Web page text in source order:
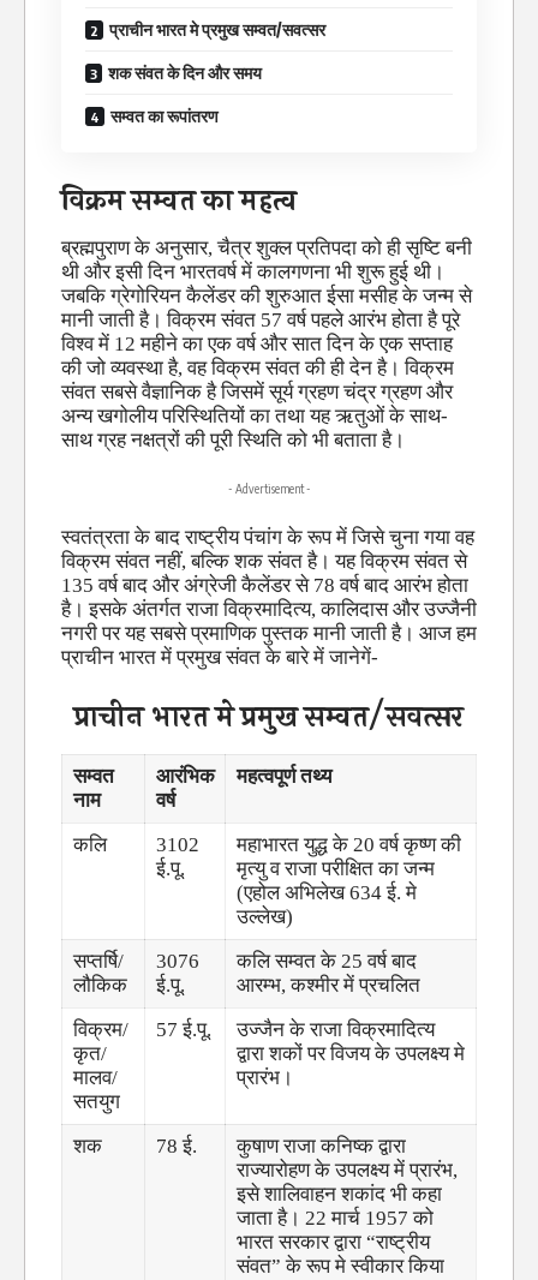
प्राचीन भारत मे प्रमुख सम्वत/सवत्सर
शक संवत के दिन और समय
सम्वत का रूपांतरण
विक्रम सम्वत का महत्व
ब्रह्मपुराण के अनुसार, चैत्र शुक्ल प्रतिपदा को ही सृष्टि बनी
थी और इसी दिन भारतवर्ष में कालगणना भी शुरू हुई थी।
जबकि ग्रेगोरियन कैलेंडर की शुरुआत ईसा मसीह के जन्म से
मानी जाती है। विक्रम संवत 57 वर्ष पहले आरंभ होता है पूरे
विश्व में 12 महीने का एक वर्ष और सात दिन के एक सप्ताह
की जो व्यवस्था है, वह विक्रम संवत की ही देन है। विक्रम
संवत सबसे वैज्ञानिक है जिसमें सूर्य ग्रहण चंद्र ग्रहण और
अन्य खगोलीय परिस्थितियों का तथा यह ऋतुओं के साथ-
साथ ग्रह नक्षत्रों की पूरी स्थिति को भी बताता है।
- Advertisement -
स्वतंत्रता के बाद राष्ट्रीय पंचांग के रूप में जिसे चुना गया वह
विक्रम संवत नहीं, बल्कि शक संवत है। यह विक्रम संवत से
135 वर्ष बाद और अंग्रेजी कैलेंडर से 78 वर्ष बाद आरंभ होता
है। इसके अंतर्गत राजा विक्रमादित्य, कालिदास और उज्जैनी
नगरी पर यह सबसे प्रमाणिक पुस्तक मानी जाती है। आज हम
प्राचीन भारत में प्रमुख संवत के बारे में जानेगें-
प्राचीन भारत मे प्रमुख सम्वत/सवत्सर
सम्वत
नाम
आरंभिक
वर्ष
महत्वपूर्ण तथ्य
कलि
3102
ई.पू.
महाभारत युद्ध के 20 वर्ष कृष्ण की
मृत्यु व राजा परीक्षित का जन्म
(एहोल अभिलेख 634 ई. मे
उल्लेख)
सप्तर्षि/
लौकिक
3076
ई.पू.
कलि सम्वत के 25 वर्ष बाद
आरम्भ, कश्मीर में प्रचलित
विक्रम/
कृत/
मालव/
सतयुग
57 ई.पू.
उज्जैन के राजा विक्रमादित्य
द्वारा शकों पर विजय के उपलक्ष्य मे
प्रारंभ।
शक 78 ई.
कुषाण राजा कनिष्क द्वारा
राज्यारोहण के उपलक्ष्य में प्रारंभ,
इसे शालिवाहन शकांद भी कहा
जाता है। 22 मार्च 1957 को
भारत सरकार द्वारा “राष्ट्रीय
संवत” के रूप मे स्वीकार किया